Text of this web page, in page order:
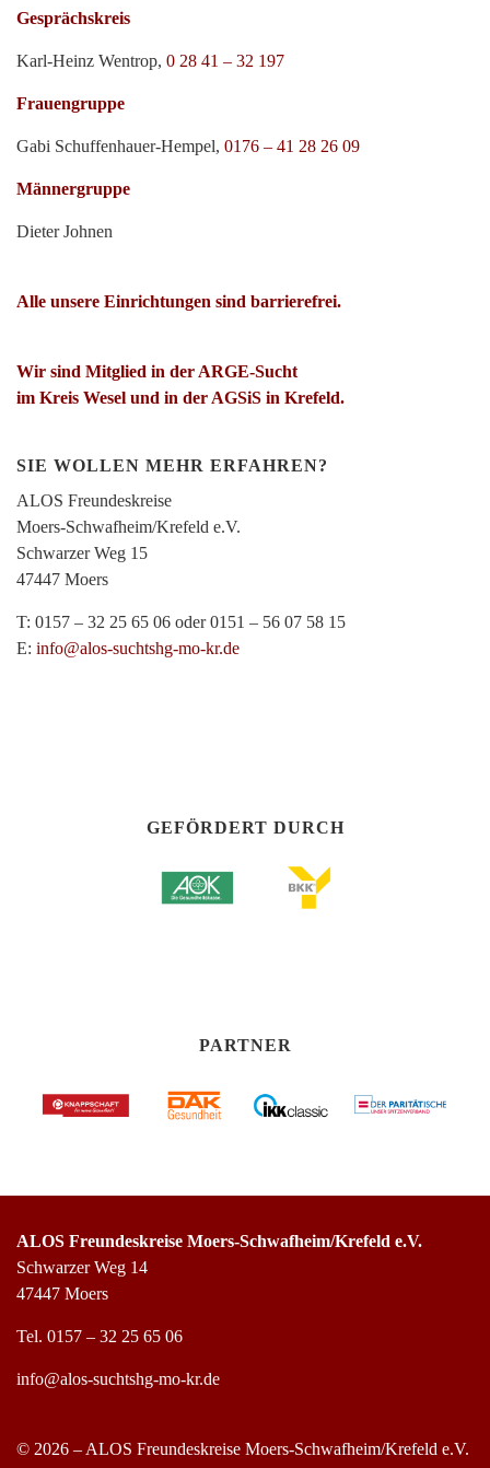
Gesprächskreis
Karl-Heinz Wentrop, 0 28 41 – 32 197
Frauengruppe
Gabi Schuffenhauer-Hempel, 0176 – 41 28 26 09
Männergruppe
Dieter Johnen
Alle unsere Einrichtungen sind barrierefrei.
Wir sind Mitglied in der ARGE-Sucht
im Kreis Wesel und in der AGSiS in Krefeld.
SIE WOLLEN MEHR ERFAHREN?
ALOS Freundeskreise
Moers-Schwafheim/Krefeld e.V.
Schwarzer Weg 15
47447 Moers
T: 0157 – 32 25 65 06 oder 0151 – 56 07 58 15
E: info@alos-suchtshg-mo-kr.de
GEFÖRDERT DURCH
PARTNER
ALOS Freundeskreise Moers-Schwafheim/Krefeld e.V.
Schwarzer Weg 14
47447 Moers
Tel. 0157 – 32 25 65 06
info@alos-suchtshg-mo-kr.de
© 2026 – ALOS Freundeskreise Moers-Schwafheim/Krefeld e.V.